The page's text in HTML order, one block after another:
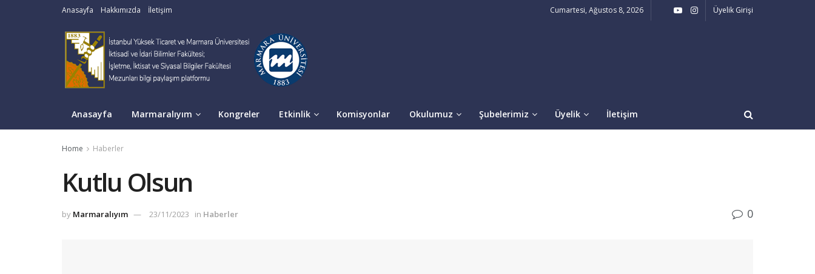
Anasayfa Hakkımızda İletişim Cumartesi, Ağustos 8, 2026 Üyelik Girişi
Anasayfa Marmaralıyım Kongreler Etkinlik Komisyonlar Okulumuz Şubelerimiz Üyelik İletişim
Home Haberler
Kutlu Olsun
by Marmaralıyım 23/11/2023 in Haberler 0